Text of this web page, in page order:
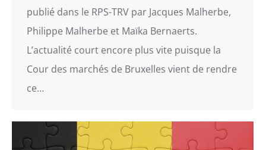
publié dans le RPS-TRV par Jacques Malherbe,
Philippe Malherbe et Maïka Bernaerts.
L’actualité court encore plus vite puisque la
Cour des marchés de Bruxelles vient de rendre
ce…